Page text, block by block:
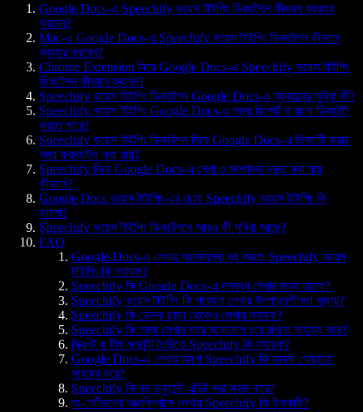
Google Docs-এ Speechify ভয়েস টাইপিং ডিকটেশন কীভাবে ব্যবহার
করবেন?
Mac-এ Google Docs-এ Speechify ভয়েস টাইপিং ডিকটেশন কীভাবে
ব্যবহার করবেন?
Chrome Extension দিয়ে Google Docs-এ Speechify ভয়েস টাইপিং
ডিকটেশন কীভাবে করবেন?
Speechify ভয়েস টাইপিং ডিকটেশন Google Docs-এ ব্যবহারের সুবিধা কী?
Speechify ভয়েস টাইপিং Google Docs-এ লম্বা রিপোর্ট বা রচনা ডিকটেট
করতে পারে?
Speechify ভয়েস টাইপিং ডিকটেশন দিয়ে Google Docs-এ ডিকটেট করার
সময় ফরম্যাটও করা যায়?
Speechify দিয়ে Google Docs-এ লেখা ও সম্পাদনা দ্রুত করা যায়
কীভাবে?
Google Docs ভয়েস টাইপিং-এর চেয়ে Speechify ভয়েস টাইপিং কি
ভালো?
Speechify ভয়েস টাইপিং ডিকটেশনে আরও কী সুবিধা আছে?
FAQ
Google Docs-এ লেখার অচলাবস্থা দূর করতে Speechify ভয়েস
টাইপিং কি সহায়ক?
Speechify কি Google Docs-এ দলবদ্ধ লেখার জন্য ভালো?
Speechify ভয়েস টাইপিং কি গবেষণা লেখায় উৎপাদনশীলতা বাড়ায়?
Speechify কি ডেস্ক ছাড়া থেকেও লেখায় সহায়ক?
Speechify কি লম্বা লেখার সময় মনোযোগ ধরে রাখতে সাহায্য করে?
স্ক্রিপ্ট বা দীর্ঘ কনটেন্ট তৈরিতে Speechify কি সহায়ক?
Google Docs-এ লেখার আগে Speechify কি ভাবনা গোছাতে
সাহায্য করে?
Speechify কি বড় ডকুমেন্ট এডিট করা সহজ করে?
অ-নেটিভদের আত্মবিশ্বাসে লেখায় Speechify কি উপকারী?